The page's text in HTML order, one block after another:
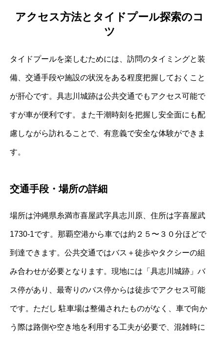
アクセス方法とタイドプール探索のコ
ツ
タイドプールを楽しむためには、訪問のタイミングと装
備、交通手段や施設の状況をある程度把握しておくこと
が肝心です。具志川城跡は公共交通でもアクセス可能で
すが車が便利です。また干潮時刻を把握し安全面にも配
慮しながら訪れることで、有意義で安全な体験ができま
す。
交通手段・場所の詳細
場所は沖縄県糸満市喜屋武字具志川原、住所は字喜屋武
1730-1です。那覇空港から車では約２５〜３０分ほどで
到達できます。公共交通ではバス＋徒歩やタクシーの組
み合わせが必要となります。現地には「具志川城跡」バ
ス停があり、最寄りのバス停からは徒歩でアクセス可能
です。ただし 駐車場は整備されたものがなく、車で向か
う際は路側や空き地を利用する工夫が必要で、混雑時に